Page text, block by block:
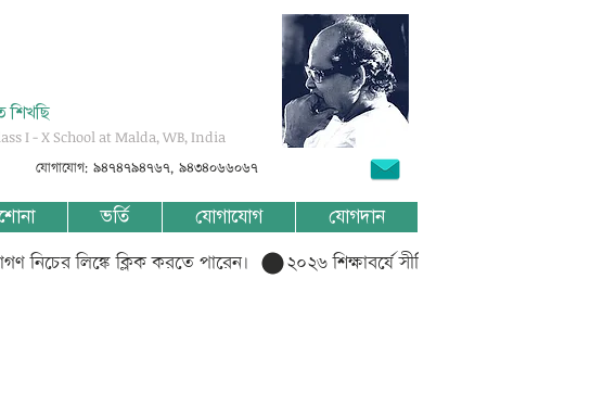
শিখছি
I - X School at Malda, WB, India
যোগাযোগ: ৯৪৭৪৭৯৪৭৬৭, ৯৪৩৪০৬৬০৬৭
ভর্তি যোগাযোগ যোগদান
নিচের লিঙ্কে ক্লিক করতে পারেন।